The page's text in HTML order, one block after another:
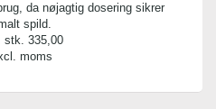
da nøjagtig dosering sikrer
spild.
stk. 335,00
moms